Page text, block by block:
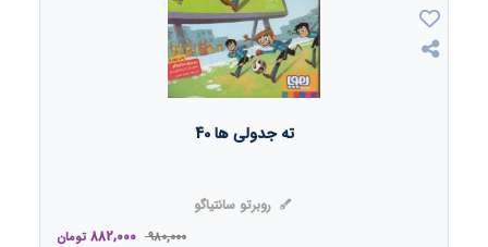
ته جدولی ها 40
روبرتو سانتیاگو
980,000
882,000 تومان